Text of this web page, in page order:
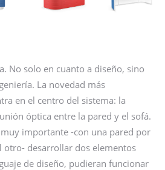
No solo en cuanto a diseño, sino
La novedad más
en el centro del sistema: la
óptica entre la pared y el sofá.
muy importante -con una pared por
otro- desarrollar dos elementos
de diseño, pudieran funcionar